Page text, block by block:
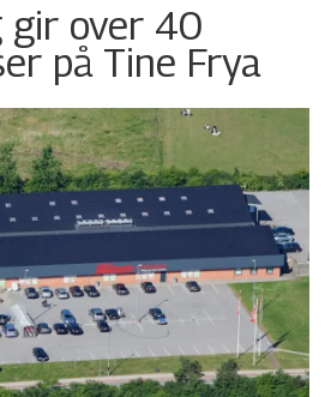
gir over 40
på Tine Frya